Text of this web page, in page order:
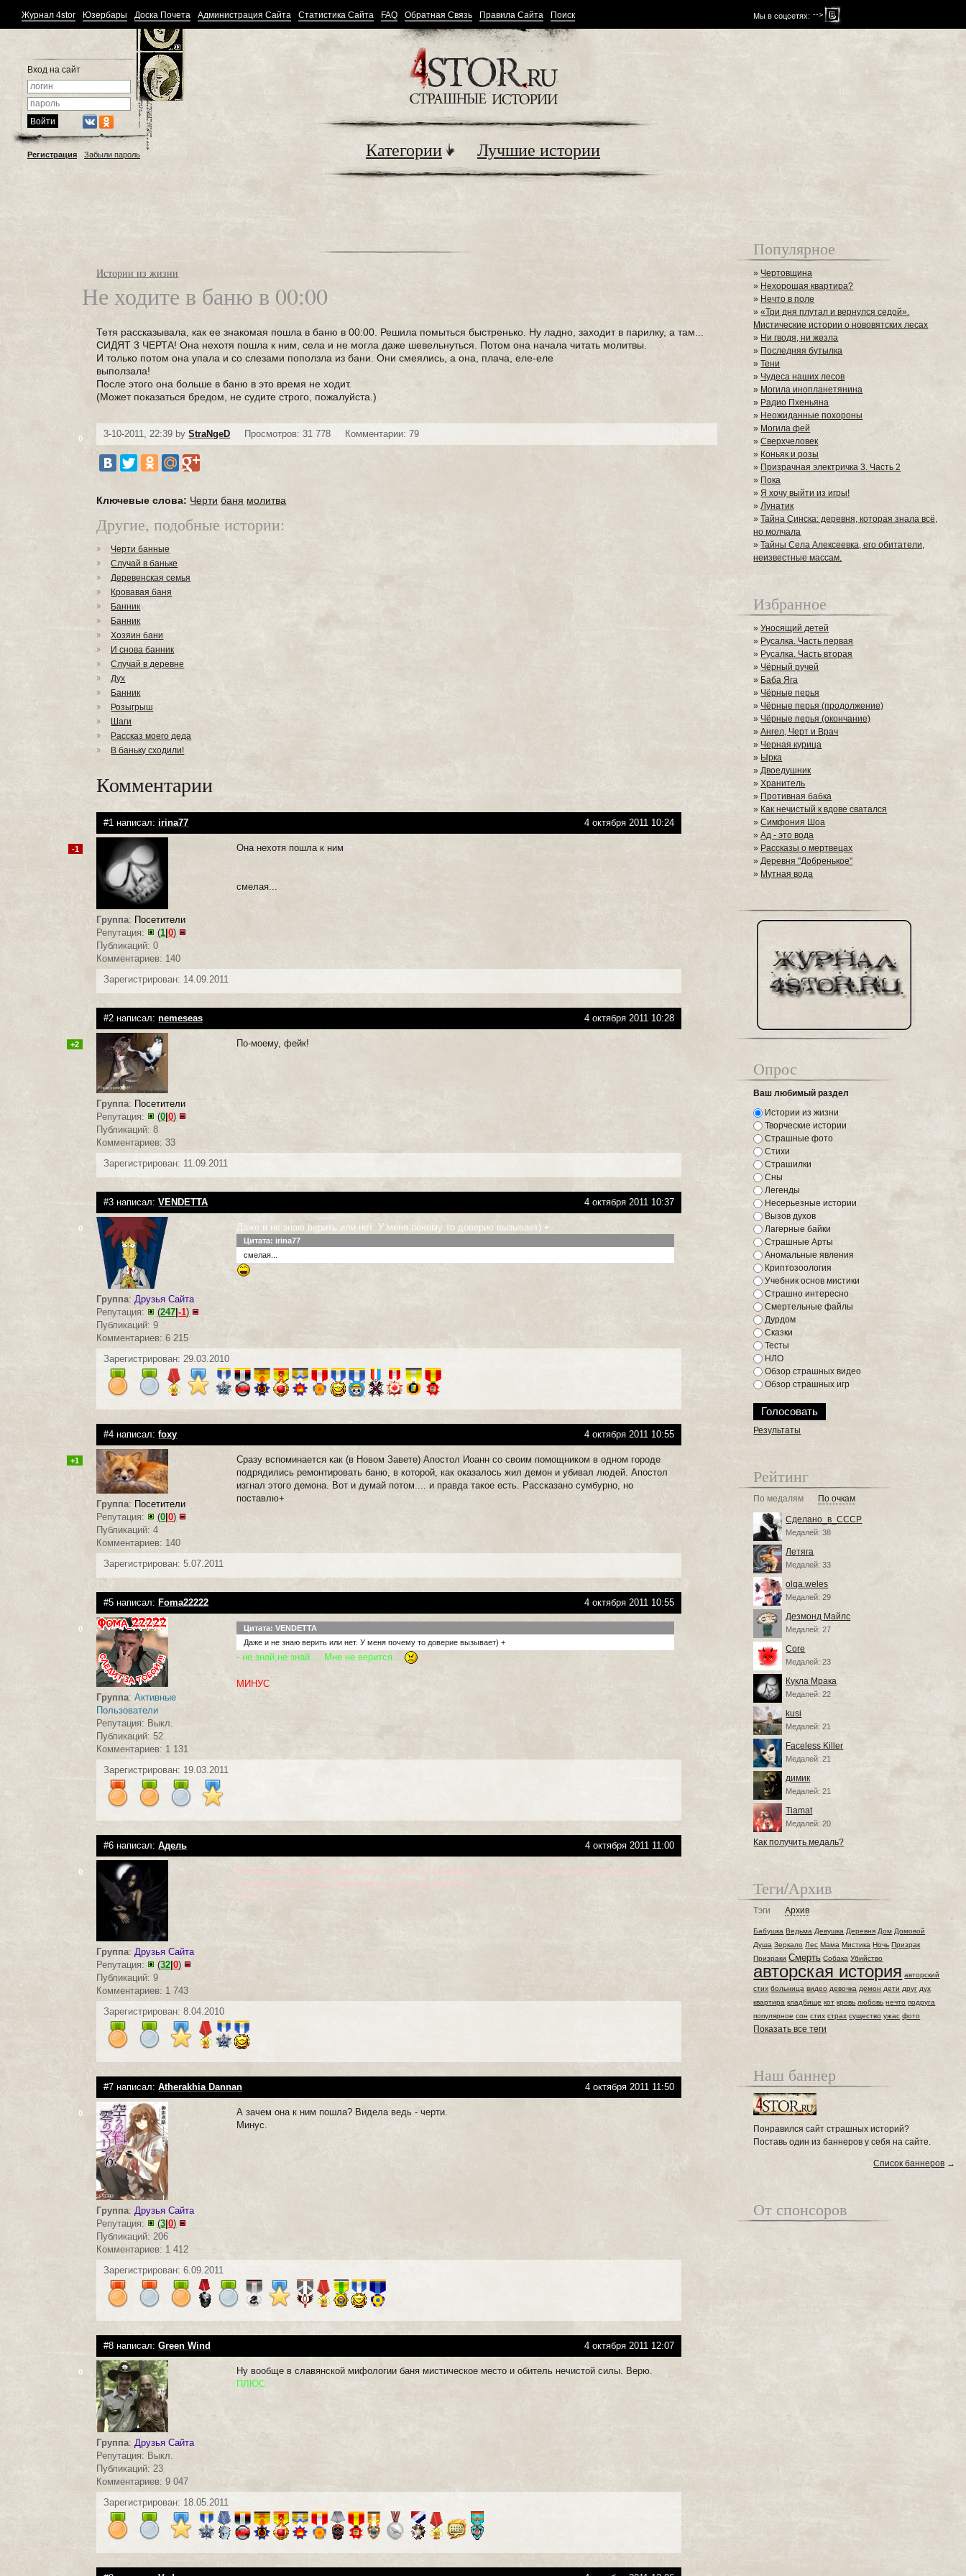
Мы в соцсетях: -->
Журнал 4stor Юзербары Доска Почета Администрация Сайта Статистика Сайта FAQ Обратная Связь Правила Сайта Поиск
Вход на сайт
Регистрация Забыли пароль Категории Лучшие истории
Истории из жизни
Не ходите в баню в 00:00
Тетя рассказывала, как ее знакомая пошла в баню в 00:00. Решила помыться быстренько. Ну ладно, заходит в парилку, а там...
СИДЯТ 3 ЧЕРТА! Она нехотя пошла к ним, села и не могла даже шевельнуться. Потом она начала читать молитвы.
И только потом она упала и со слезами поползла из бани. Они смеялись, а она, плача, еле-еле
выползала!
После этого она больше в баню в это время не ходит.
(Может показаться бредом, не судите строго, пожалуйста.)
3-10-2011, 22:39 byStraNgeD Просмотров: 31 778 Комментарии: 79
0
Ключевые слова: Черти баня молитва
Другие, подобные истории:
Черти банные
Случай в баньке
Деревенская семья
Кровавая баня
Банник
Банник
Хозяин бани
И снова банник
Случай в деревне
Дух
Банник
Розыгрыш
Шаги
Рассказ моего деда
В баньку сходили!
Комментарии
#1 написал:irina77 4 октября 2011 10:24
-1
Группа: Посетители
Репутация:
(1 |0)
Публикаций: 0
Комментариев: 140
Она нехотя пошла к ним
смелая...
Зарегистрирован: 14.09.2011
#2 написал:nemeseas 4 октября 2011 10:28
+2
Группа: Посетители
Репутация:
(0|0)
Публикаций: 8
Комментариев: 33
По-моему, фейк!
Зарегистрирован: 11.09.2011
#3 написал:VENDETTA 4 октября 2011 10:37
0
Группа:Друзья Сайта
Репутация:
(247 |-1)
Публикаций: 9
Комментариев: 6 215
Даже и не знаю верить или нет. У меня почему то доверие вызывает) +
Цитата: irina77
смелая...
Зарегистрирован: 29.03.2010
#4 написал:foxy 4 октября 2011 10:55
+1
Группа: Посетители
Репутация:
(0 |0)
Публикаций: 4
Комментариев: 140
Сразу вспоминается как (в Новом Завете) Апостол Иоанн со своим помощником в одном городе
подрядились ремонтировать баню, в которой, как оказалось жил демон и убивал людей. Апостол
изгнал этого демона. Вот и думай потом.... и правда такое есть. Рассказано сумбурно, но
поставлю+
Зарегистрирован: 5.07.2011
#5 написал: Foma22222 4 октября 2011 10:55
0
Группа:Активные
Пользователи
Репутация: Выкл.
Публикаций: 52
Комментариев: 1 131
Цитата: VENDETTA
Даже и не знаю верить или нет. У меня почему то доверие вызывает) +
- не знай,не знай.... Мне не верится...
МИНУС
Зарегистрирован: 19.03.2011
#6 написал:Адель 4 октября 2011 11:00
0
Группа: Друзья Сайта
Репутация:
(32|0)
Публикаций: 9
Комментариев: 1 743
Мне кажется любой нормальный человек сразу дёру бы оттуда дал. Только если не находился в
состоянии транса или разум другое чето не помутило.
Лан) +
Зарегистрирован: 8.04.2010
#7 написал:Atherakhia Dannan 4 октября 2011 11:50
0
Группа: Друзья Сайта
Репутация:
(3|0)
Публикаций: 206
Комментариев: 1 412
А зачем она к ним пошла? Видела ведь - черти.
Минус.
Зарегистрирован: 6.09.2011
#8 написал:Green Wind 4 октября 2011 12:07
0
Группа: Друзья Сайта
Репутация: Выкл.
Публикаций: 23
Комментариев: 9 047
Ну вообще в славянской мифологии баня мистическое место и обитель нечистой силы. Верю.
ПЛЮС
Зарегистрирован: 18.05.2011
Популярное
» Чертовщина
» Нехорошая квартира?
» Нечто в поле
»«Три дня плутал и вернулся седой».
Мистические истории о нововятских лесах
» Ни гводя, ни жезла
» Последняя бутылка
»Тени
» Чудеса наших лесов
» Могила инопланетянина
» Радио Пхеньяна
» Неожиданные похороны
» Могила фей
»Сверхчеловек
» Коньяк и розы
» Призрачная электричка 3. Часть 2
» Пока
»Я хочу выйти из игры!
»Лунатик
»Тайна Синска: деревня, которая знала всё,
но молчала
»Тайны Села Алексеевка, его обитатели,
неизвестные массам.
Избранное
»Уносящий детей
» Русалка. Часть первая
» Русалка. Часть вторая
» Чёрный ручей
» Баба Яга
»Чёрные перья
» Чёрные перья (продолжение)
» Чёрные перья (окончание)
»Ангел, Черт и Врач
» Черная курица
» Ырка
»Двоедушник
»Хранитель
» Противная бабка
» Как нечистый к вдове сватался
»Симфония Шоа
»Ад - это вода
» Рассказы о мертвецах
»Деревня "Добренькое"
» Мутная вода
Опрос
Ваш любимый раздел
Истории из жизни
Творческие истории
Страшные фото
Стихи
Страшилки
Сны
Легенды
Несерьезные истории
Вызов духов
Лагерные байки
Страшные Арты
Аномальные явления
Криптозоология
Учебник основ мистики
Страшно интересно
Смертельные файлы
Дурдом
Сказки
Тесты
НЛО
Обзор страшных видео
Обзор страшных игр
Результаты
Рейтинг
По медалям По очкам
Сделано_в_СССР
Медалей: 38
Летяга
Медалей: 33
olqa.weles
Медалей: 29
Дезмонд Майлс
Медалей: 27
Core
Медалей: 23
Кукла Мрака
Медалей: 22
kusi
Медалей: 21
Faceless Killer
Медалей: 21
димик
Медалей: 21
Tiamat
Медалей: 20
Как получить медаль?
Теги/Архив
Тэги Архив
Бабушка Ведьма Девушка Деревня Дом Домовой
Душа Зеркало Лес Мама Мистика Ночь Призрак
Призраки Смерть Собака Убийство
авторская история авторский
стих больница видео девочка демон дети друг дух
квартира кладбище кот кровь любовь нечто подруга
популярное сон стих страх существо ужас фото
Показать все теги
Наш баннер
Понравился сайт страшных историй?
Поставь один из баннеров у себя на сайте.
Список баннеров →
От спонсоров